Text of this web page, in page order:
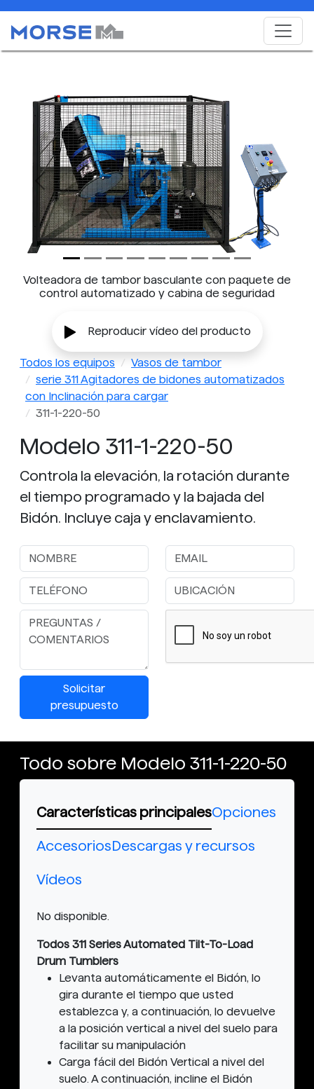
Volteadora de tambor basculante con paquete de
control automatizado y cabina de seguridad
Previous Next
Reproducir vídeo del producto
Todos los equipos
Vasos de tambor
serie 311 Agitadores de bidones automatizados
con Inclinación para cargar
311-1-220-50
Modelo 311-1-220-50
Controla la elevación, la rotación durante
el tiempo programado y la bajada del
Bidón. Incluye caja y enclavamiento.
Solicitar
presupuesto
Todo sobre Modelo 311-1-220-50
Características principalesOpciones
AccesoriosDescargas y recursos
Vídeos
No disponible.
Todos 311 Series Automated Tilt-To-Load
Drum Tumblers
Levanta automáticamente el Bidón, lo
gira durante el tiempo que usted
establezca y, a continuación, lo devuelve
a la posición vertical a nivel del suelo para
facilitar su manipulación
Carga fácil del Bidón Vertical a nivel del
suelo. A continuación, incline el Bidón